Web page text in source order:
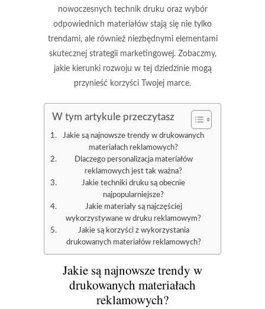
nowoczesnych technik druku oraz wybór
odpowiednich materiałów stają się nie tylko
trendami, ale również niezbędnymi elementami
skutecznej strategii marketingowej. Zobaczmy,
jakie kierunki rozwoju w tej dziedzinie mogą
przynieść korzyści Twojej marce.
W tym artykule przeczytasz
Jakie są najnowsze trendy w drukowanych
materiałach reklamowych?
Dlaczego personalizacja materiałów
reklamowych jest tak ważna?
Jakie techniki druku są obecnie
najpopularniejsze?
Jakie materiały są najczęściej
wykorzystywane w druku reklamowym?
Jakie są korzyści z wykorzystania
drukowanych materiałów reklamowych?
Jakie są najnowsze trendy w
drukowanych materiałach
reklamowych?